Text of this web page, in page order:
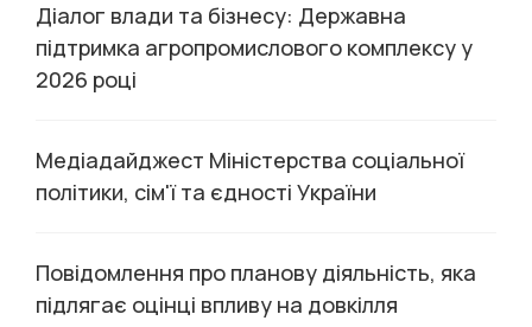
Діалог влади та бізнесу: Державна
підтримка агропромислового комплексу у
2026 році
Медіадайджест Міністерства соціальної
політики, сім'ї та єдності України
Повідомлення про планову діяльність, яка
підлягає оцінці впливу на довкілля